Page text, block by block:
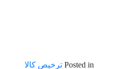
Posted in ترخیص کالا